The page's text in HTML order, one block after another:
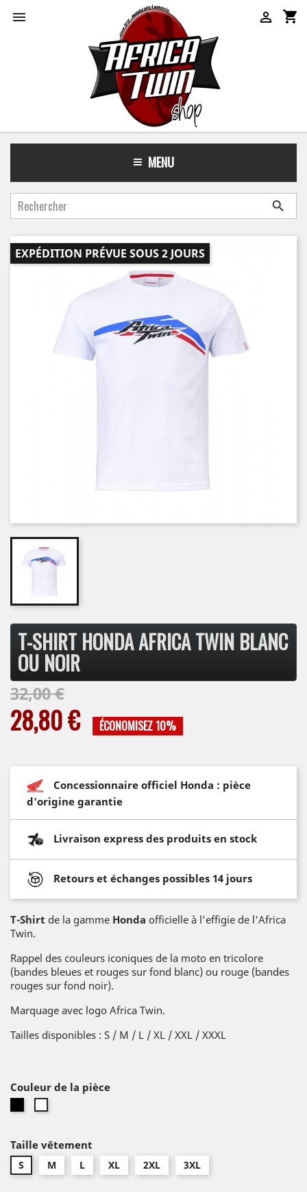
 shopping_cart

MENU

EXPÉDITION PRÉVUE SOUS 2 JOURS
T-SHIRT HONDA AFRICA TWIN BLANC
OU NOIR
32,00 €
28,80 € ÉCONOMISEZ 10%
Concessionnaire officiel Honda : pièce
d'origine garantie
Livraison express des produits en stock
Retours et échanges possibles 14 jours
T-Shirt de la gamme Honda officielle à l’effigie de l'Africa
Twin.
Rappel des couleurs iconiques de la moto en tricolore
(bandes bleues et rouges sur fond blanc) ou rouge (bandes
rouges sur fond noir).
Marquage avec logo Africa Twin.
Tailles disponibles : S / M / L / XL / XXL / XXXL
Couleur de la pièce
Taille vêtement
S M L XL 2XL 3XL